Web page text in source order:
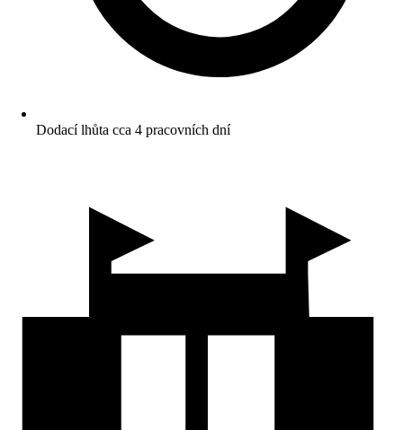
Dodací lhůta cca 4 pracovních dní